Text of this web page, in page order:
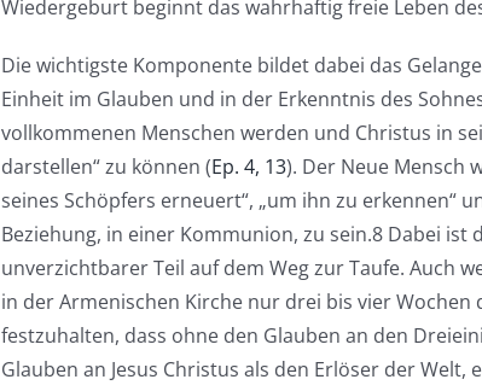
Wiedergeburt beginnt das wahrhaftig freie Leben
Die wichtigste Komponente bildet dabei das
Einheit im Glauben und in der Erkenntnis des
vollkommenen Menschen werden und Christus in
darstellen“ zu können (Ep. 4, 13). Der Neue Mensch
seines Schöpfers erneuert“, „um ihn zu erkennen“
Beziehung, in einer Kommunion, zu sein.8 Dabei ist
unverzichtbarer Teil auf dem Weg zur Taufe. Auch
in der Armenischen Kirche nur drei bis vier Wochen
festzuhalten, dass ohne den Glauben an den
Glauben an Jesus Christus als den Erlöser der Welt,